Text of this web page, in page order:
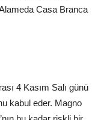
Casa Branca
4 Kasım Salı günü
kabul eder. Magno